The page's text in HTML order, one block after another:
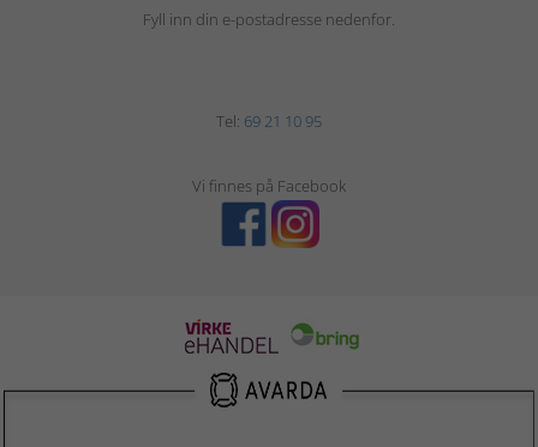
Fyll inn din e-postadresse nedenfor.
Tel: 69 21 10 95
Vi finnes på Facebook